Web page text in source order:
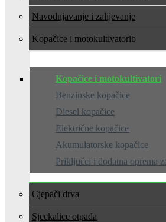
Navodnjavanje i zalijevanje
Kopačice i motokultivatori
Kopačice i motokultivatori
Benzinske kopačice
Diesel kopačice
Električne kopačice
Akumulatorske kopačice
Priključci i dodatna oprema
Cjepači drva
Sjeckalice otpada